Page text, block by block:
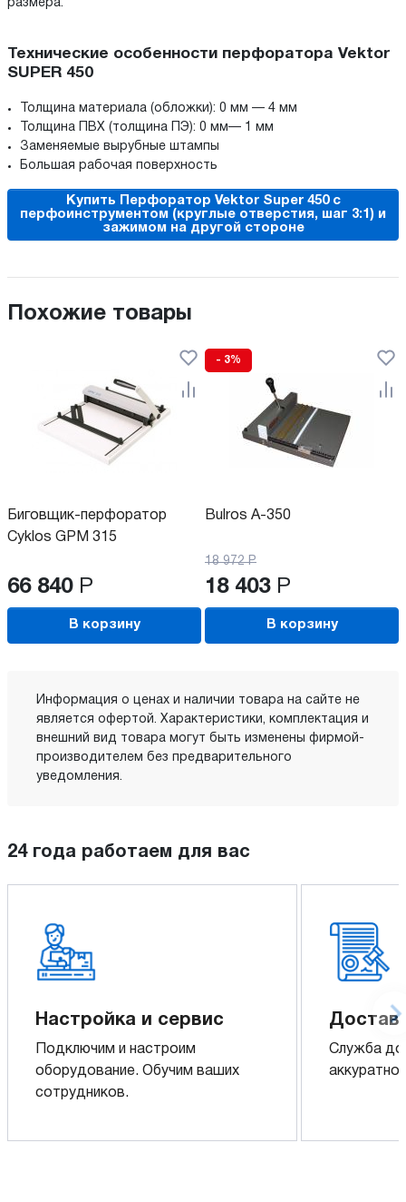
размера.
Технические особенности перфоратора Vektor
SUPER 450
Толщина материала (обложки): 0 мм — 4 мм
Толщина ПВХ (толщина ПЭ): 0 мм— 1 мм
Заменяемые вырубные штампы
Большая рабочая поверхность
Купить Перфоратор Vektor Super 450 с
перфоинструментом (круглые отверстия, шаг 3:1) и
зажимом на другой стороне
Похожие товары
Биговщик-перфоратор
Cyklos GPM 315
66 840 Р
В корзину
- 3%
Bulros A-350
18 972 Р
18 403 Р
В корзину
Информация о ценах и наличии товара на сайте не
является офертой. Характеристики, комплектация и
внешний вид товара могут быть изменены фирмой-
производителем без предварительного
уведомления.
24 года работаем для вас
Настройка и сервис
Подключим и настроим
оборудование. Обучим ваших
сотрудников.
Служба
аккуратно